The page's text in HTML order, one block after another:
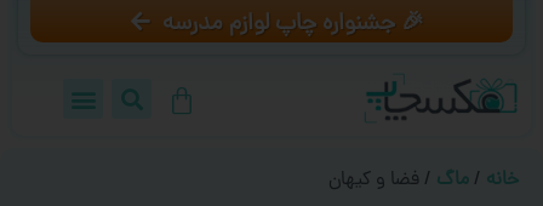
🎉 جشنواره چاپ لوازم مدرسه
خانه / ماگ / فضا و کیهان